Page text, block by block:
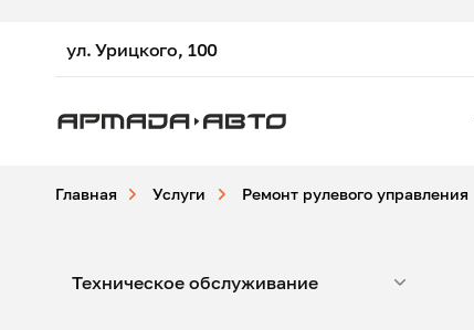
ул. Урицкого, 100
Главная Услуги Ремонт рулевого управления
Техническое обслуживание